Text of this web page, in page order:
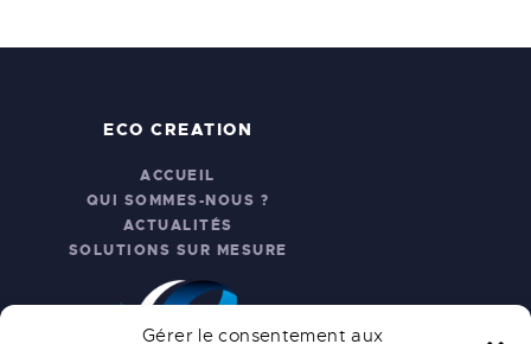
Gérer le consentement aux
ECO CREATION
ACCUEIL
QUI SOMMES-NOUS ?
ACTUALITÉS
SOLUTIONS SUR MESURE